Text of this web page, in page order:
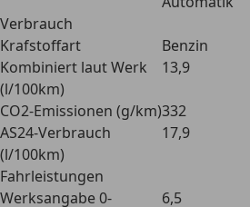
Verbrauch
Krafstoffart
Benzin
Kombiniert laut Werk
(l/100km)
13,9
CO2-Emissionen (g/km)332
AS24-Verbrauch
(l/100km)
17,9
Fahrleistungen
Werksangabe 0-
6,5